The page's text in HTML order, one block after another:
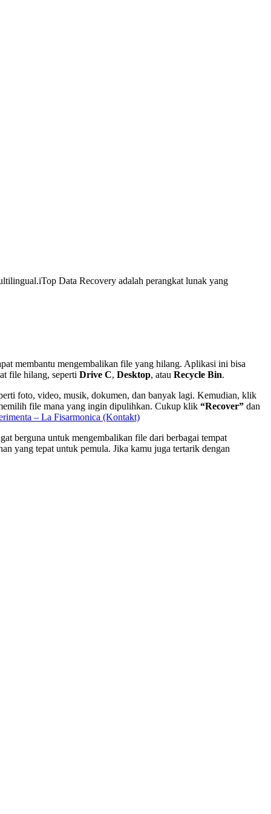
Data Recovery adalah perangkat lunak yang
membantu mengembalikan file yang hilang. Aplikasi ini bisa
file hilang, seperti Drive C, Desktop, atau Recycle Bin.
foto, video, musik, dokumen, dan banyak lagi. Kemudian, klik
file mana yang ingin dipulihkan. Cukup klik “Recover” dan
– La Fisarmonica (Kontakt)
berguna untuk mengembalikan file dari berbagai tempat
yang tepat untuk pemula. Jika kamu juga tertarik dengan